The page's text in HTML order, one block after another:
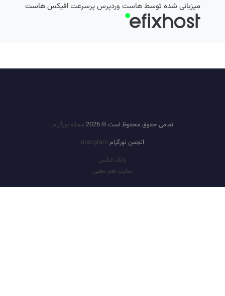
میزبانی شده توسطهاست وردپرس پرسرعتافیکس هاست
تمامی حقوق محفوظ است © 2026
مجله نورگرام
انجمن نورگرام noorgram
بانک عکس
سایت هم معنی